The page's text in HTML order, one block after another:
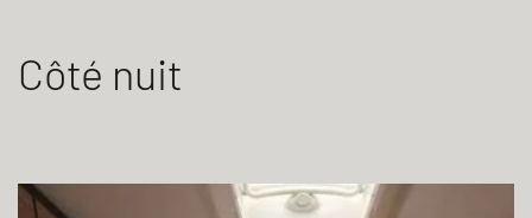
Côté nuit